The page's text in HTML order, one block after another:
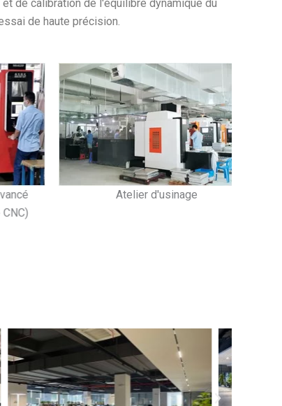
Atelier d'usinage
下
一